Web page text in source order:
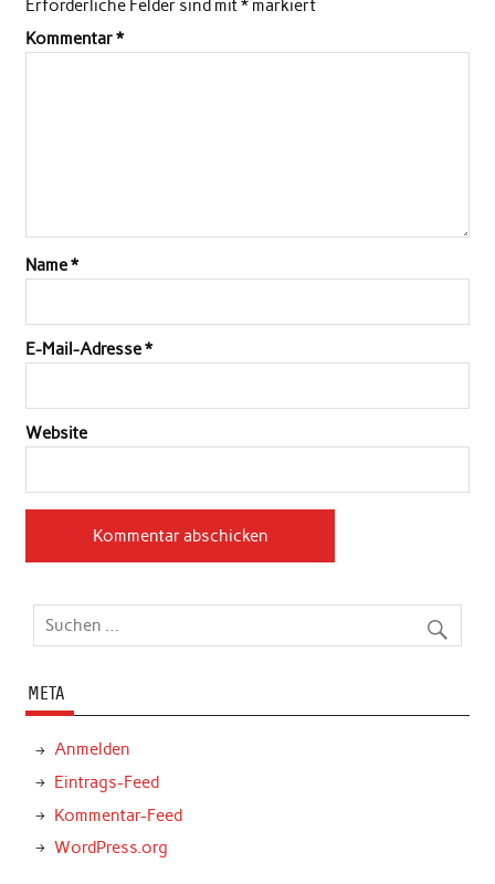
Erforderliche Felder sind mit*markiert
Kommentar*
Name*
E-Mail-Adresse*
Website
META
Anmelden
Eintrags-Feed
Kommentar-Feed
WordPress.org